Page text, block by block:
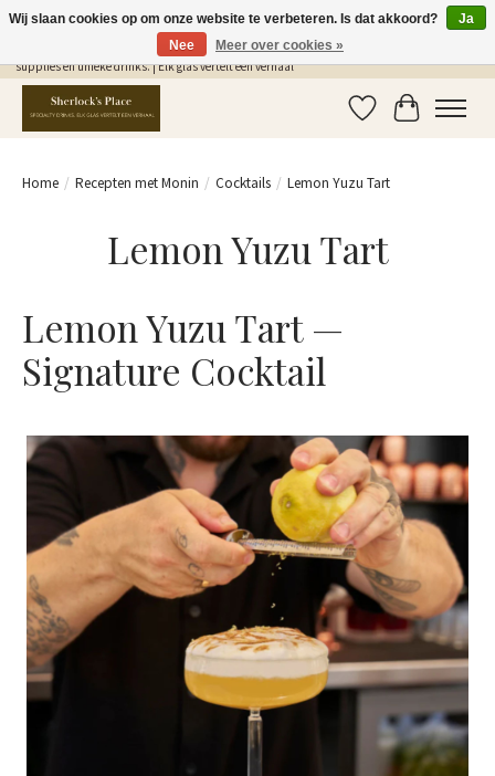
Gratis Verzending in NL vanaf €75,- | Sherlocks Place: dé plek voor MONIN siropen, bar
supplies en unieke drinks. | Elk glas vertelt een verhaal
Verlanglijst
Home / Recepten met Monin / Cocktails / Lemon Yuzu Tart
Lemon Yuzu Tart
Lemon Yuzu Tart —
Signature Cocktail
Wij slaan cookies op om onze website te verbeteren. Is dat akkoord?
Ja
Nee
Meer over cookies »